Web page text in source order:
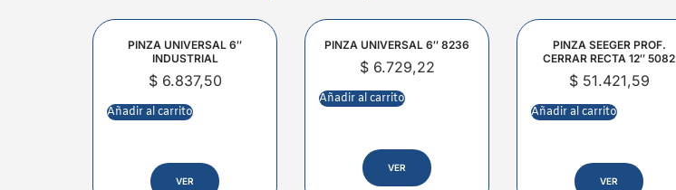
PINZA UNIVERSAL 6″
INDUSTRIAL
$6.837,50
Añadir al carrito
VER
PINZA UNIVERSAL 6″ 8236
$6.729,22
Añadir al carrito
VER
PINZA SEEGER PROF.
CERRAR RECTA 12″ 5082
$51.421,59
Añadir al carrito
VER